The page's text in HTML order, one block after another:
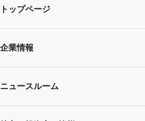
トップページ
企業情報
企業情報トップ
ニュースルーム